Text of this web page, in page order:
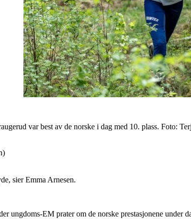
var best av de norske i dag med 10. plass. Foto:
sier Emma Arnesen.
ungdoms-EM prater om de norske prestasjonene under